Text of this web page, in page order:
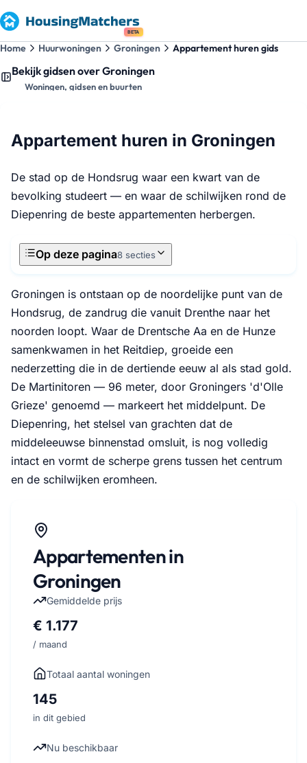
BETA
Home Huurwoningen Groningen Appartement huren gids
Bekijk gidsen over Groningen
Woningen, gidsen en buurten
Appartement huren in Groningen
De stad op de Hondsrug waar een kwart van de
bevolking studeert — en waar de schilwijken rond de
Diepenring de beste appartementen herbergen.
Op deze pagina8 secties
Groningen is ontstaan op de noordelijke punt van de
Hondsrug, de zandrug die vanuit Drenthe naar het
noorden loopt. Waar de Drentsche Aa en de Hunze
samenkwamen in het Reitdiep, groeide een
nederzetting die in de dertiende eeuw al als stad gold.
De Martinitoren — 96 meter, door Groningers 'd'Olle
Grieze' genoemd — markeert het middelpunt. De
Diepenring, het stelsel van grachten dat de
middeleeuwse binnenstad omsluit, is nog volledig
intact en vormt de scherpe grens tussen het centrum
en de schilwijken eromheen.
Appartementen in
Groningen
Gemiddelde prijs
€ 1.177
/ maand
Totaal aantal woningen
145
in dit gebied
Nu beschikbaar